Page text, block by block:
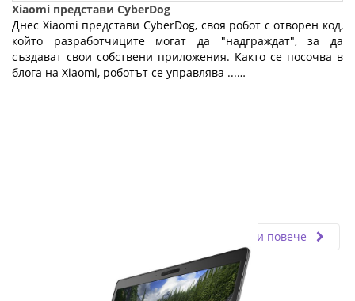
Xiaomi представи CyberDog
Днес Xiaomi представи CyberDog, своя робот с отворен код,
който разработчиците могат да "надграждат", за да
създават свои собствени приложения. Както се посочва в
блога на Xiaomi, роботът се управлява ...…
Прочети повече